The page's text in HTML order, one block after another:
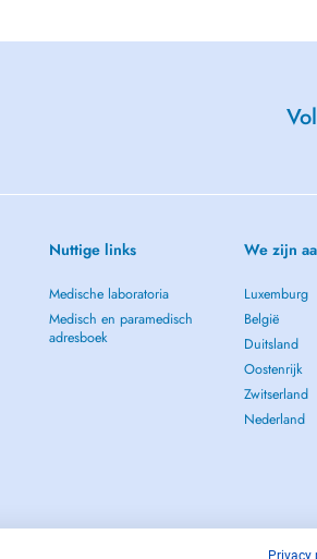
Nuttige links
Medische laboratoria
Medisch en paramedisch
adresboek
We zijn
Luxemburg
België
Duitsland
Oostenrijk
Zwitserland
Nederland
Privacy